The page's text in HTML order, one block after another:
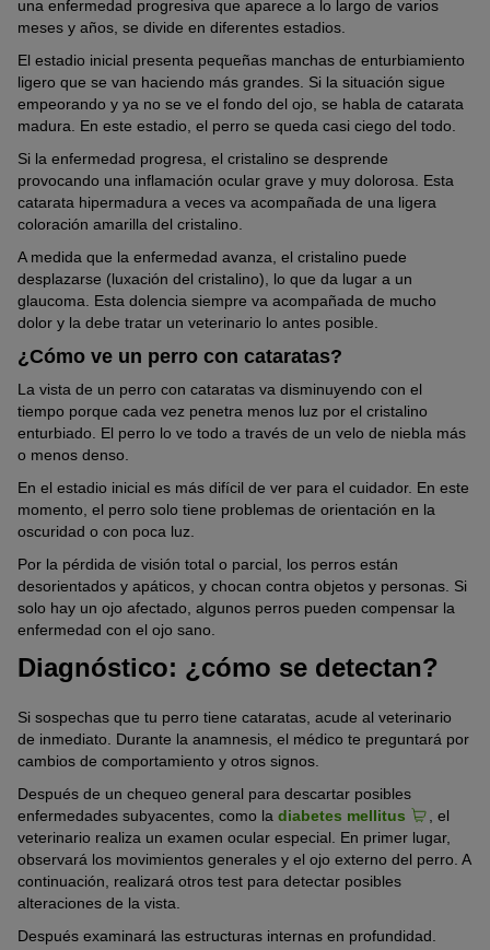
una enfermedad progresiva que aparece a lo largo de varios
meses y años, se divide en diferentes estadios.
El estadio inicial presenta pequeñas manchas de enturbiamiento
ligero que se van haciendo más grandes. Si la situación sigue
empeorando y ya no se ve el fondo del ojo, se habla de catarata
madura. En este estadio, el perro se queda casi ciego del todo.
Si la enfermedad progresa, el cristalino se desprende
provocando una inflamación ocular grave y muy dolorosa. Esta
catarata hipermadura a veces va acompañada de una ligera
coloración amarilla del cristalino.
A medida que la enfermedad avanza, el cristalino puede
desplazarse (luxación del cristalino), lo que da lugar a un
glaucoma. Esta dolencia siempre va acompañada de mucho
dolor y la debe tratar un veterinario lo antes posible.
¿Cómo ve un perro con cataratas?
La vista de un perro con cataratas va disminuyendo con el
tiempo porque cada vez penetra menos luz por el cristalino
enturbiado. El perro lo ve todo a través de un velo de niebla más
o menos denso.
En el estadio inicial es más difícil de ver para el cuidador. En este
momento, el perro solo tiene problemas de orientación en la
oscuridad o con poca luz.
Por la pérdida de visión total o parcial, los perros están
desorientados y apáticos, y chocan contra objetos y personas. Si
solo hay un ojo afectado, algunos perros pueden compensar la
enfermedad con el ojo sano.
Diagnóstico: ¿cómo se detectan?
Si sospechas que tu perro tiene cataratas, acude al veterinario
de inmediato. Durante la anamnesis, el médico te preguntará por
cambios de comportamiento y otros signos.
Después de un chequeo general para descartar posibles
enfermedades subyacentes, como la diabetes mellitus
, el
veterinario realiza un examen ocular especial. En primer lugar,
observará los movimientos generales y el ojo externo del perro. A
continuación, realizará otros test para detectar posibles
alteraciones de la vista.
Después examinará las estructuras internas en profundidad.